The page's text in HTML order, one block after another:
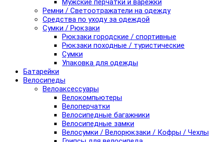
Мужские перчатки и варежки
Ремни / Светоотражатели на одежду
Средства по уходу за одеждой
Сумки / Рюкзаки
Рюкзаки городские / спортивные
Рюкзаки походные / туристические
Сумки
Упаковка для одежды
Батарейки
Велосипеды
Велоаксессуары
Велокомпьютеры
Велоперчатки
Велосипедные багажники
Велосипедные замки
Велосумки / Велорюкзаки / Кофры / Чехлы